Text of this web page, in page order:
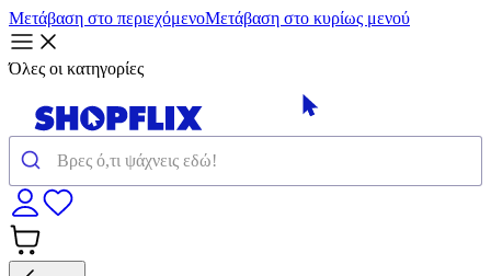
Μετάβαση στο περιεχόμενοΜετάβαση στο κυρίως μενού
Όλες οι κατηγορίες